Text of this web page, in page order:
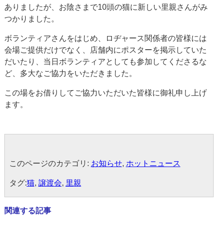
ありましたが、お陰さまで10頭の猫に新しい里親さんがみ
つかりました。
ボランティアさんをはじめ、ロヂャース関係者の皆様には
会場ご提供だけでなく、店舗内にポスターを掲示していた
だいたり、当日ボランティアとしても参加してくださるな
ど、多大なご協力をいただきました。
この場をお借りしてご協力いただいた皆様に御礼申し上げ
ます。
このページのカテゴリ: お知らせ, ホットニュース
タグ:猫, 譲渡会, 里親
関連する記事